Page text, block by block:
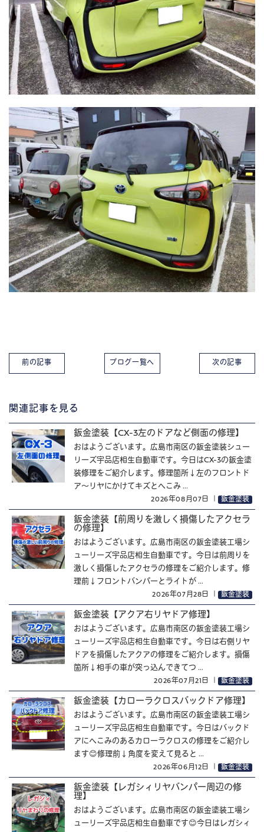
前の記事 ブログ一覧へ 次の記事
関連記事を見る
鈑金塗装【CX-3左のドアなど側面の修理】
おはようございます。広島市南区の鈑金塗装シュー
リーズ宇品店相生自動車です。今日はCX-3の鈑金塗
装修理をご紹介します。修理箇所↓左のフロントド
ア～リヤにかけてキズとへこみ ...
2026年08月07日 鈑金塗装
鈑金塗装【前周りを激しく損傷したアクセラ
の修理】
おはようございます。広島市南区の鈑金塗装工場シ
ューリーズ宇品店相生自動車です。今日は前周りを
激しく損傷したアクセラの修理をご紹介します。修
理前↓フロントバンパーとライトが ...
2026年07月28日 鈑金塗装
鈑金塗装【アクア右リヤドア修理】
おはようございます。広島市南区の鈑金塗装工場シ
ューリーズ宇品店相生自動車です。今日は右側リヤ
ドアを損傷したアクアの修理をご紹介します。損傷
箇所↓相手の車が突っ込んできてつ ...
2026年07月21日 鈑金塗装
鈑金塗装【カローラクロスバックドア修理】
おはようございます。広島市南区の鈑金塗装工場シ
ューリーズ宇品店相生自動車です。今日はバックド
アにへこみのあるカローラクロスの修理をご紹介し
ます😊修理前↓角度を変えて見ると ...
2026年06月12日 鈑金塗装
鈑金塗装【レガシィリヤバンパー周辺の修
理】
おはようございます。広島市南区の鈑金塗装工場シ
ューリーズ宇品店相生自動車です😊今日はレガシィ